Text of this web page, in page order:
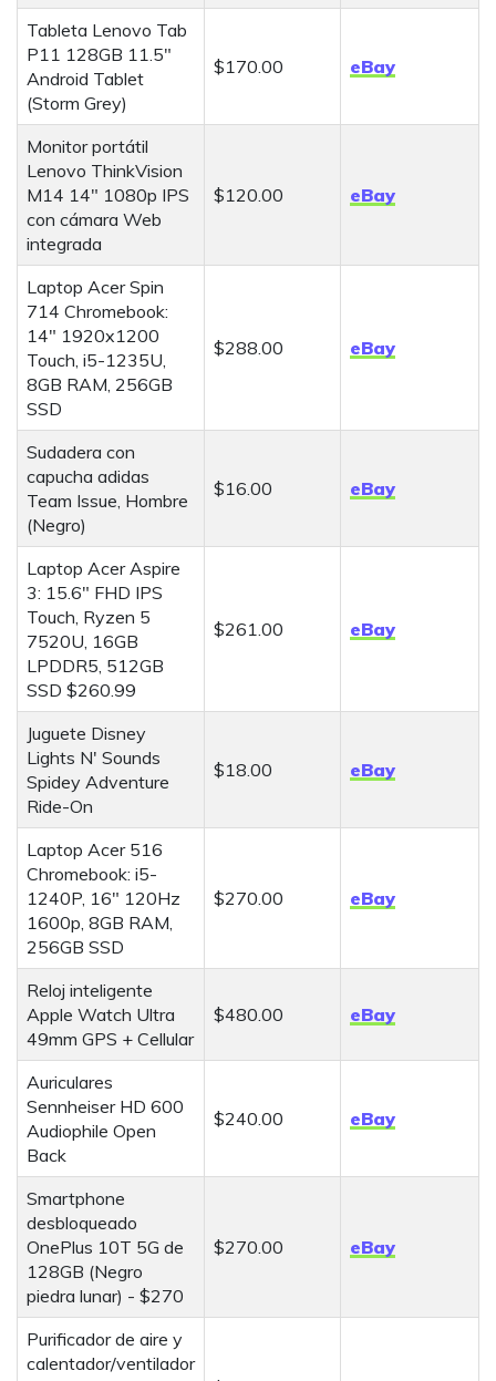
Tableta Lenovo Tab
P11 128GB 11.5"
Android Tablet
(Storm Grey)
$170.00 eBay
Monitor portátil
Lenovo ThinkVision
M14 14" 1080p IPS
con cámara Web
integrada
$120.00 eBay
Laptop Acer Spin
714 Chromebook:
14" 1920x1200
Touch, i5-1235U,
8GB RAM, 256GB
SSD
$288.00 eBay
Sudadera con
capucha adidas
Team Issue, Hombre
(Negro)
$16.00 eBay
Laptop Acer Aspire
3: 15.6" FHD IPS
Touch, Ryzen 5
7520U, 16GB
LPDDR5, 512GB
SSD $260.99
$261.00 eBay
Juguete Disney
Lights N' Sounds
Spidey Adventure
Ride-On
$18.00 eBay
Laptop Acer 516
Chromebook: i5-
1240P, 16" 120Hz
1600p, 8GB RAM,
256GB SSD
$270.00 eBay
Reloj inteligente
Apple Watch Ultra
49mm GPS + Cellular
$480.00 eBay
Auriculares
Sennheiser HD 600
Audiophile Open
Back
$240.00 eBay
Smartphone
desbloqueado
OnePlus 10T 5G de
128GB (Negro
piedra lunar) - $270
$270.00 eBay
Purificador de aire y
calentador/ventilador